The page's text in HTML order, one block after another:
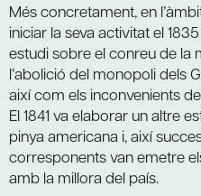
Més concretament, en
iniciar la seva activitat el
estudi sobre el conreu de la
l’abolició del monopoli dels
així com els inconvenients
El 1841 va elaborar un altre
pinya americana i, així
corresponents van emetre
amb la millora del país.